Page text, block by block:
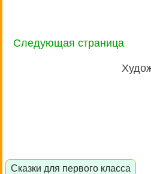
Следующая страница
Сказки для первого класса